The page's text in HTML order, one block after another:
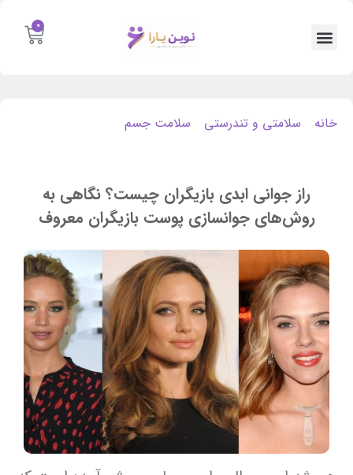
0
خانه سلامتی و تندرستی سلامت جسم
راز جوانی ابدی بازیگران چیست؟ نگاهی به
روش‌های جوانسازی پوست بازیگران معروف